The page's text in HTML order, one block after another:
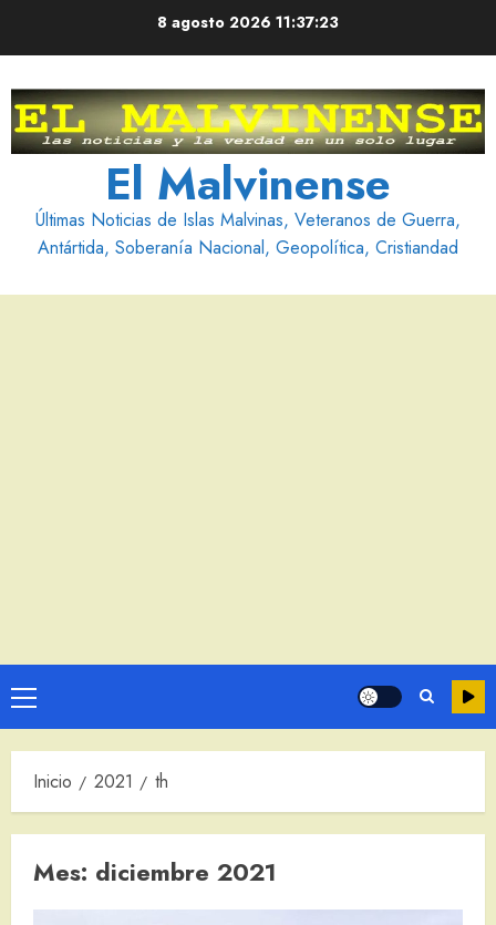
8 agosto 2026 11:37:25
El Malvinense
Últimas Noticias de Islas Malvinas, Veteranos de Guerra,
Antártida, Soberanía Nacional, Geopolítica, Cristiandad
Menú
principal
Inicio 2021 th
Mes: diciembre 2021